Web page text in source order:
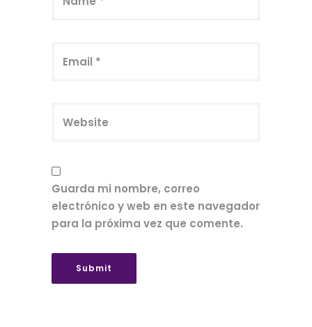
Guarda mi nombre, correo
electrónico y web en este navegador
para la próxima vez que comente.